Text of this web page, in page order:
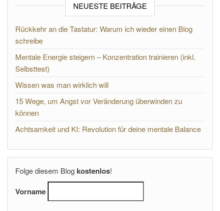
NEUESTE BEITRÄGE
Rückkehr an die Tastatur: Warum ich wieder einen Blog
schreibe
Mentale Energie steigern – Konzentration trainieren (inkl.
Selbsttest)
Wissen was man wirklich will
15 Wege, um Angst vor Veränderung überwinden zu
können
Achtsamkeit und KI: Revolution für deine mentale Balance
Folge diesem Blog kostenlos!
Vorname